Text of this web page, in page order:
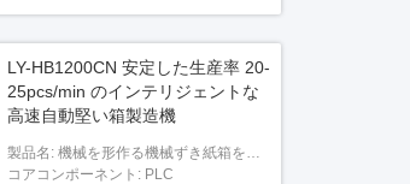
LY-HB1200CN 安定した生産率 20-
25pcs/min のインテリジェントな
高速自動堅い箱製造機
製品名: 機械を形作る機械ずき紙箱を作
る自動堅い箱
コアコンポーネント: PLC